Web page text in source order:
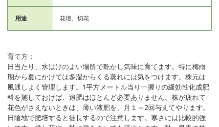
用途 花壇、切花
育て方：
日当たり、水はけのよい場所で乾かし気味に育てます。特に梅雨
期から夏にかけては多湿からくる蒸れには気をつけます。株元は
風通しよく管理します。1平方メートル当り一握りの緩効性化成肥
料を施しておけば、追肥はほとんど必要ありません。株が疲れて
花色がさえないときは、薄い液肥を、月１～2回与えてやります。
日陰地で肥培すると徒長するので注意します。寒さには比較的強